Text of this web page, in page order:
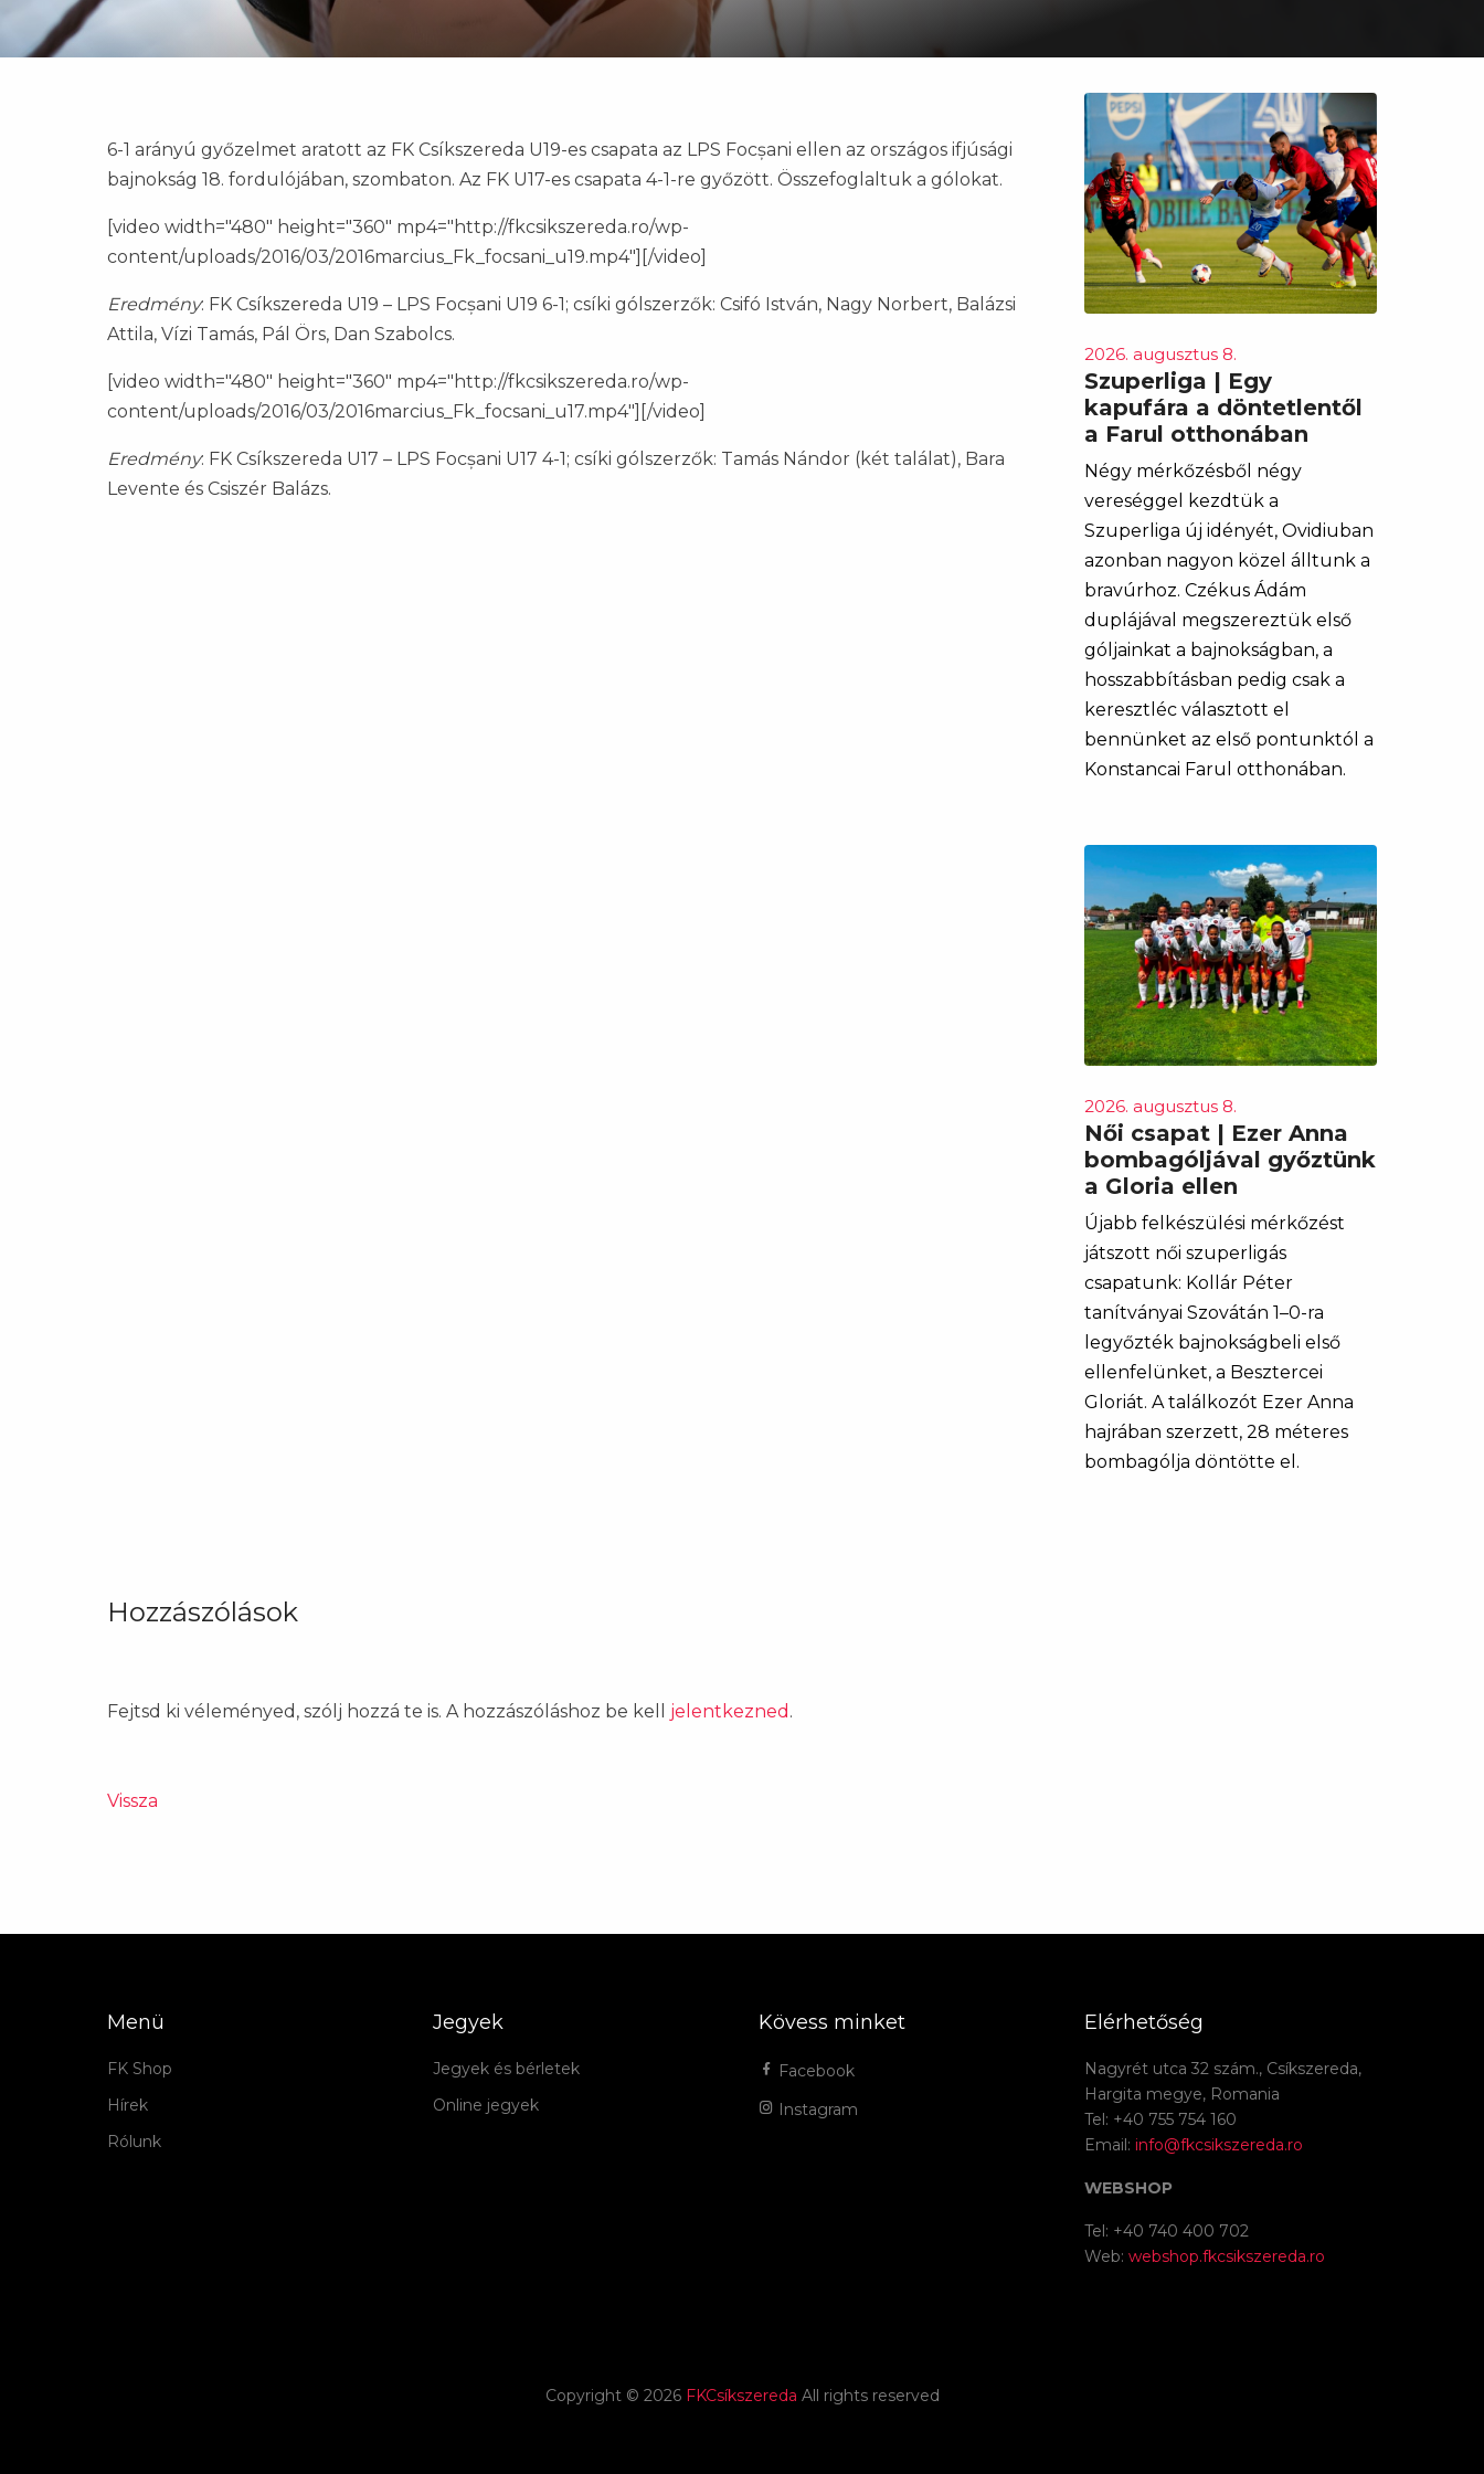
6-1 arányú győzelmet aratott az FK Csíkszereda U19-es csapata az LPS Focșani ellen az országos ifjúsági
bajnokság 18. fordulójában, szombaton. Az FK U17-es csapata 4-1-re győzött. Összefoglaltuk a gólokat.
[video width="480" height="360" mp4="http://fkcsikszereda.ro/wp-
content/uploads/2016/03/2016marcius_Fk_focsani_u19.mp4"][/video]
Eredmény: FK Csíkszereda U19 – LPS Focșani U19 6-1; csíki gólszerzők: Csifó István, Nagy Norbert, Balázsi
Attila, Vízi Tamás, Pál Örs, Dan Szabolcs.
[video width="480" height="360" mp4="http://fkcsikszereda.ro/wp-
content/uploads/2016/03/2016marcius_Fk_focsani_u17.mp4"][/video]
Eredmény: FK Csíkszereda U17 – LPS Focșani U17 4-1; csíki gólszerzők: Tamás Nándor (két találat), Bara
Levente és Csiszér Balázs.
2026. augusztus 8.
Szuperliga | Egy
kapufára a döntetlentől
a Farul otthonában
Négy mérkőzésből négy
vereséggel kezdtük a
Szuperliga új idényét, Ovidiuban
azonban nagyon közel álltunk a
bravúrhoz. Czékus Ádám
duplájával megszereztük első
góljainkat a bajnokságban, a
hosszabbításban pedig csak a
keresztléc választott el
bennünket az első pontunktól a
Konstancai Farul otthonában.
2026. augusztus 8.
Női csapat | Ezer Anna
bombagóljával győztünk
a Gloria ellen
Újabb felkészülési mérkőzést
játszott női szuperligás
csapatunk: Kollár Péter
tanítványai Szovátán 1–0-ra
legyőzték bajnokságbeli első
ellenfelünket, a Besztercei
Gloriát. A találkozót Ezer Anna
hajrában szerzett, 28 méteres
bombagólja döntötte el.
Hozzászólások
Fejtsd ki véleményed, szólj hozzá te is. A hozzászóláshoz be kell jelentkezned .
Vissza
Menü
FK Shop
Hírek
Rólunk
Jegyek
Jegyek és bérletek
Online jegyek
Kövess minket
Facebook
Instagram
Elérhetőség
Nagyrét utca 32 szám., Csíkszereda,
Hargita megye, Romania
Tel: +40 755 754 160
Email: info@fkcsikszereda.ro
WEBSHOP
Tel: +40 740 400 702
Web: webshop.fkcsikszereda.ro
Copyright © 2026 FKCsíkszereda All rights reserved